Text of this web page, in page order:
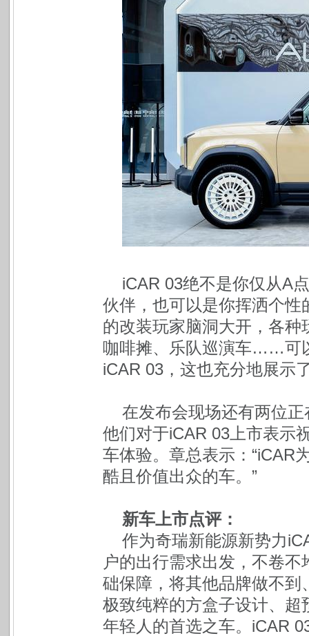
iCAR 03绝不是你仅从A
伙伴，也可以是你挥洒个
的改装玩家脑洞大开，各
咖啡摊、乐队巡演车……可
iCAR 03，这也充分地展示
在发布会现场还有两位
他们对于iCAR 03上市表示
车体验。章总表示：“iCAR
酷且价值出众的车。”
新车上市点评：
作为奇瑞新能源新势力
户的出行需求出发，不卷
础保障，将其他品牌做不
极致纯粹的方盒子设计、
年轻人的首选之车。iCAR